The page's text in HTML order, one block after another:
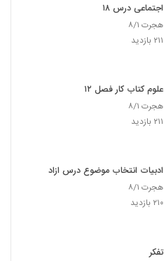
اجتماعی درس ۱۸
هجرت ۸/۱
۲۱۱ بازدید
علوم کتاب کار فصل ۱۲
هجرت ۸/۱
۲۱۱ بازدید
ادبیات انتخاب موضوع درس ازاد
هجرت ۸/۱
۲۱۰ بازدید
تفکر